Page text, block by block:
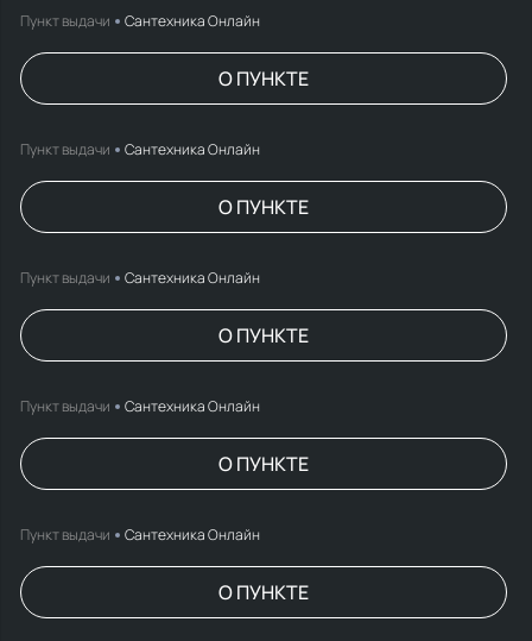
Пункт выдачи Сантехника Онлайн
О ПУНКТЕ
Пункт выдачи Сантехника Онлайн
О ПУНКТЕ
Пункт выдачи Сантехника Онлайн
О ПУНКТЕ
Пункт выдачи Сантехника Онлайн
О ПУНКТЕ
Пункт выдачи Сантехника Онлайн
О ПУНКТЕ